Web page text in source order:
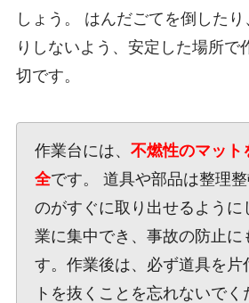
しょう。 はんだごてを倒した
りしないよう、安定した場所で
切です。
作業台には、 不燃性のマット
全です。 道具や部品は整理
のがすぐに取り出せるように
業に集中でき、事故の防止に
す。作業後は、必ず道具を片
トを抜くことを忘れないでく